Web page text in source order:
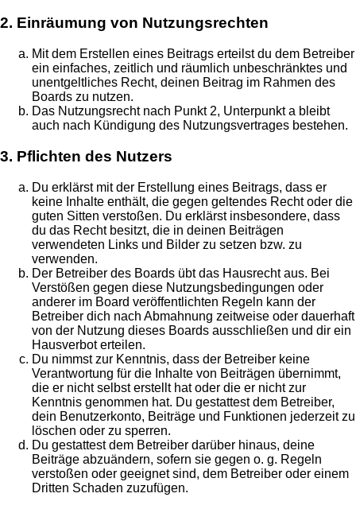
2. Einräumung von Nutzungsrechten
Mit dem Erstellen eines Beitrags erteilst du dem Betreiber
ein einfaches, zeitlich und räumlich unbeschränktes und
unentgeltliches Recht, deinen Beitrag im Rahmen des
Boards zu nutzen.
Das Nutzungsrecht nach Punkt 2, Unterpunkt a bleibt
auch nach Kündigung des Nutzungsvertrages bestehen.
3. Pflichten des Nutzers
Du erklärst mit der Erstellung eines Beitrags, dass er
keine Inhalte enthält, die gegen geltendes Recht oder die
guten Sitten verstoßen. Du erklärst insbesondere, dass
du das Recht besitzt, die in deinen Beiträgen
verwendeten Links und Bilder zu setzen bzw. zu
verwenden.
Der Betreiber des Boards übt das Hausrecht aus. Bei
Verstößen gegen diese Nutzungsbedingungen oder
anderer im Board veröffentlichten Regeln kann der
Betreiber dich nach Abmahnung zeitweise oder dauerhaft
von der Nutzung dieses Boards ausschließen und dir ein
Hausverbot erteilen.
Du nimmst zur Kenntnis, dass der Betreiber keine
Verantwortung für die Inhalte von Beiträgen übernimmt,
die er nicht selbst erstellt hat oder die er nicht zur
Kenntnis genommen hat. Du gestattest dem Betreiber,
dein Benutzerkonto, Beiträge und Funktionen jederzeit zu
löschen oder zu sperren.
Du gestattest dem Betreiber darüber hinaus, deine
Beiträge abzuändern, sofern sie gegen o. g. Regeln
verstoßen oder geeignet sind, dem Betreiber oder einem
Dritten Schaden zuzufügen.